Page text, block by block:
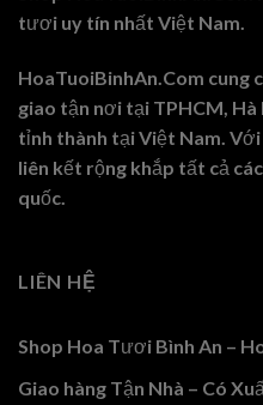
tươi uy tín nhất Việt Nam.
HoaTuoiBinhAn.Com cung
giao tận nơi tại TPHCM,
tỉnh thành tại Việt Nam.
liên kết rộng khắp tất cả
quốc.
LIÊN HỆ
Shop Hoa Tươi Bình An –
Giao hàng Tận Nhà – Có